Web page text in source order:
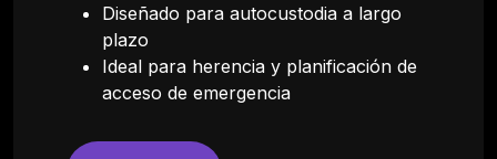
Diseñado para autocustodia a largo
plazo
Ideal para herencia y planificación de
acceso de emergencia